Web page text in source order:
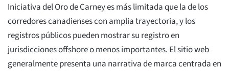
Iniciativa del Oro de Carney es más limitada que la de los
corredores canadienses con amplia trayectoria, y los
registros públicos pueden mostrar su registro en
jurisdicciones offshore o menos importantes. El sitio web
generalmente presenta una narrativa de marca centrada en